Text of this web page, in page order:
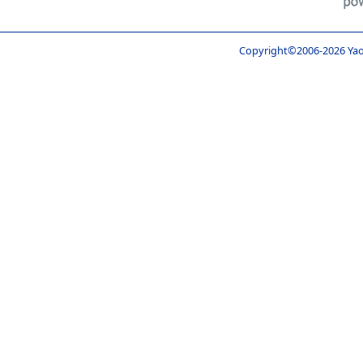
Copyright©2006-2026